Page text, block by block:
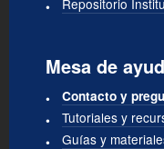
Mesa de
Contacto y
Tutoriales y
Guías y